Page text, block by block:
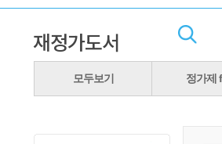
재정가도서
모두보기 정가제